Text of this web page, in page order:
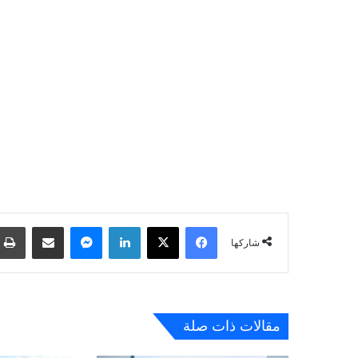
شاركها
فيسبوك لينكدإن
مقالات ذات صلة